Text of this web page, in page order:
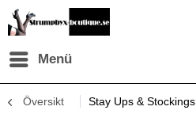
Menü
Översikt Stay Ups & Stockings